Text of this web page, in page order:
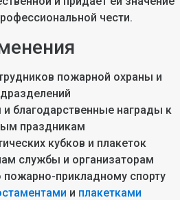
чести.
пожарной охраны и
благодарственные награды к
праздникам
кубков и плакеток
службы и организаторам
пожарно-прикладному спорту
и плакетками